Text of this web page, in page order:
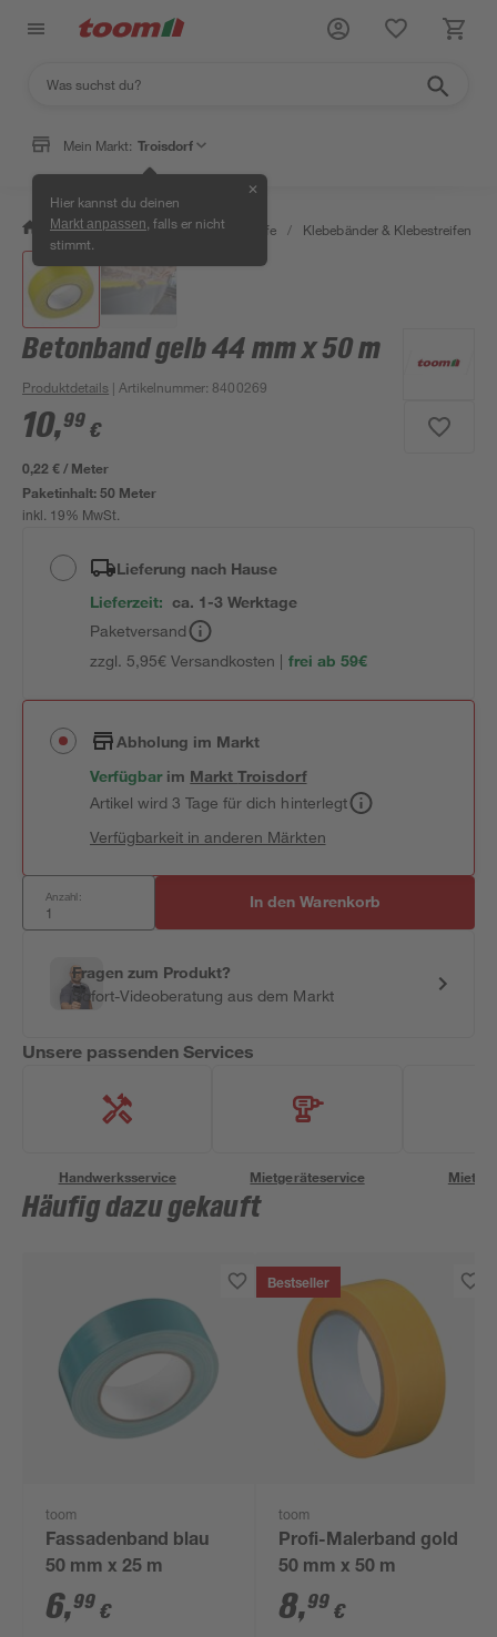
Mein Markt: Troisdorf
Hier kannst du deinen
Markt anpassen , falls er nicht
stimmt.
✕
/ Bauen & Renovieren / Klebstoffe / Klebebänder & Klebestreifen
Betonband gelb 44 mm x 50 m
Produktdetails | Artikelnummer: 8400269
10,99 €
0,22 € / Meter
Paketinhalt:50 Meter
inkl. 19% MwSt.
Lieferung nach Hause
Lieferzeit: ca. 1-3 Werktage
Paketversand
zzgl. 5,95€ Versandkosten | frei ab 59€
Abholung im Markt
Verfügbar im MarktTroisdorf
Artikel wird 3 Tage für dich hinterlegt
Verfügbarkeit in anderen Märkten
Anzahl: In den Warenkorb
Fragen zum Produkt?
Sofort-Videoberatung aus dem Markt
Unsere passenden Services
Handwerksservice Mietgeräteservice
Häufig dazu gekauft
toom
Fassadenband blau
50 mm x 25 m
6,99 €
Bestseller
toom
Profi-Malerband gold
50 mm x 50 m
8,99 €